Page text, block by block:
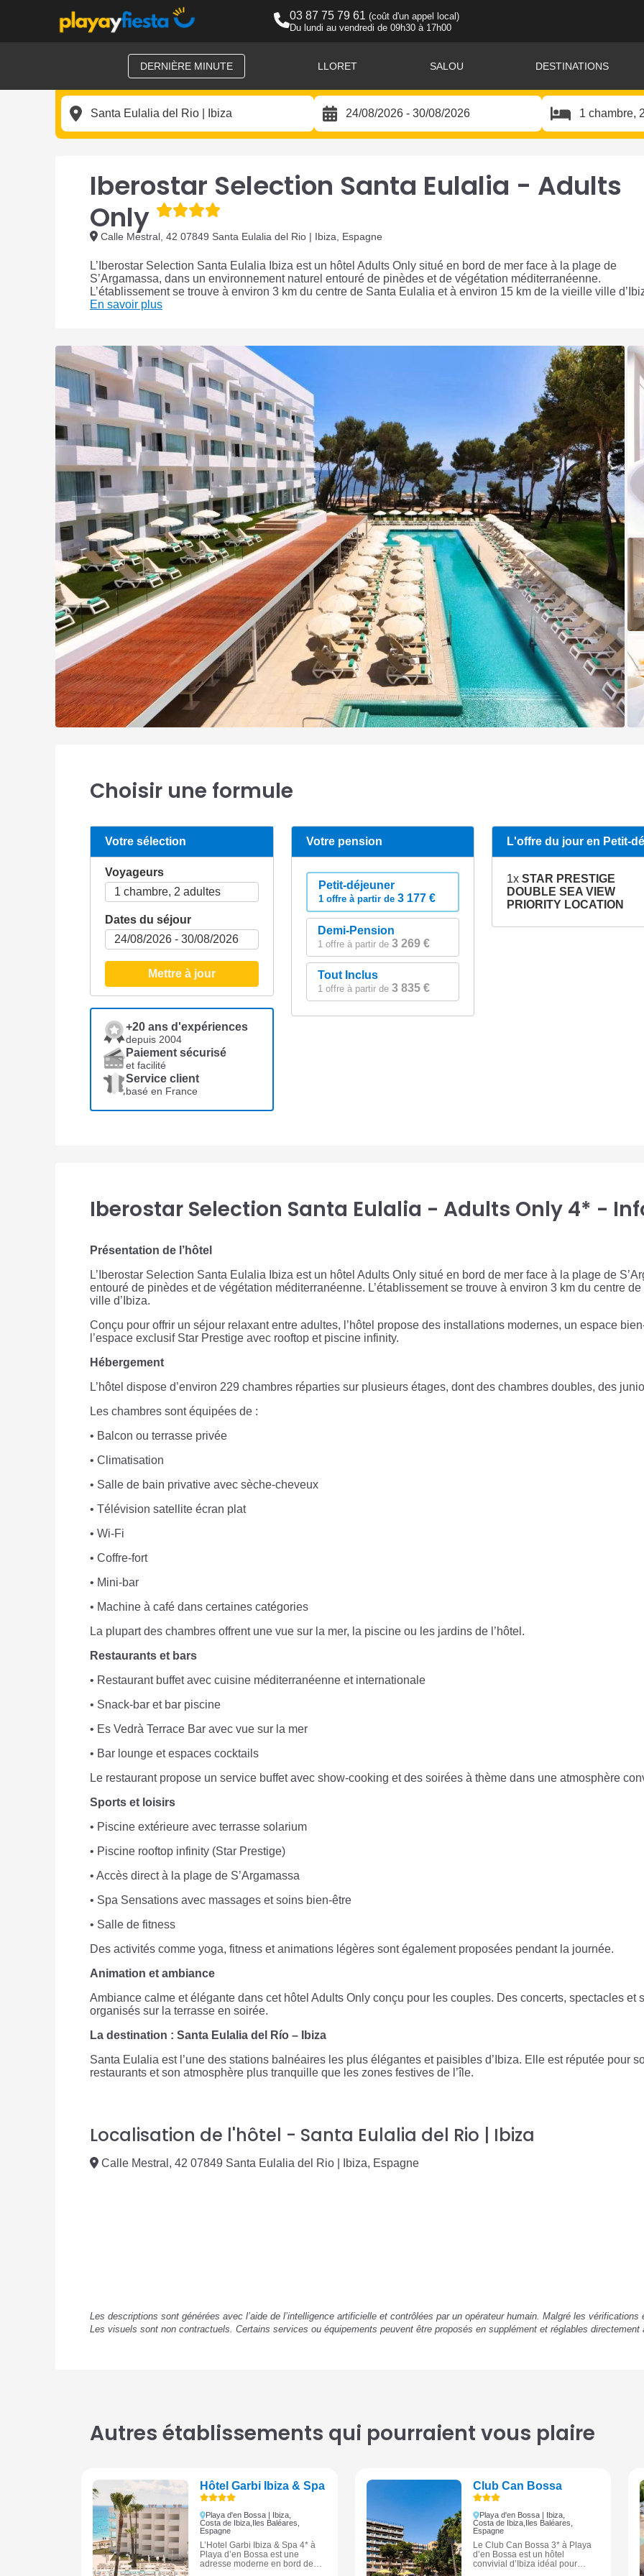
03 87 75 79 61 (coût d'un appel local)
Du lundi au vendredi de 09h30 à 17h00
DERNIÈRE MINUTE LLORET SALOU DESTINATIONS
Iberostar Selection Santa Eulalia - Adults
Only
Calle Mestral, 42 07849 Santa Eulalia del Rio | Ibiza, Espagne
L’Iberostar Selection Santa Eulalia Ibiza est un hôtel Adults Only situé en bord de mer face à la plage de
S’Argamassa, dans un environnement naturel entouré de pinèdes et de végétation méditerranéenne.
L’établissement se trouve à environ 3 km du centre de Santa Eulalia et à environ 15 km de la vieille ville
En savoir plus
Choisir une formule
Votre sélection
Voyageurs
Dates du séjour
Mettre à jour
+20 ans d'expériences
depuis 2004
Paiement sécurisé
et facilité
Service client
basé en France
Votre pension
Petit-déjeuner
1 offre à partir de 3 177 €
Demi-Pension
1 offre à partir de 3 269 €
Tout Inclus
1 offre à partir de 3 835 €
L'offre du jour en Petit-
1x STAR PRESTIGE
DOUBLE SEA VIEW
PRIORITY LOCATION
Iberostar Selection Santa Eulalia - Adults Only 4* -
Présentation de l’hôtel
L’Iberostar Selection Santa Eulalia Ibiza est un hôtel Adults Only situé en bord de mer face à la plage de
entouré de pinèdes et de végétation méditerranéenne. L’établissement se trouve à environ 3 km du centre
ville d’Ibiza.
Conçu pour offrir un séjour relaxant entre adultes, l’hôtel propose des installations modernes, un espace
l’espace exclusif Star Prestige avec rooftop et piscine infinity.
Hébergement
L’hôtel dispose d’environ 229 chambres réparties sur plusieurs étages, dont des chambres doubles, des
Les chambres sont équipées de :
• Balcon ou terrasse privée
• Climatisation
• Salle de bain privative avec sèche-cheveux
• Télévision satellite écran plat
• Wi-Fi
• Coffre-fort
• Mini-bar
• Machine à café dans certaines catégories
La plupart des chambres offrent une vue sur la mer, la piscine ou les jardins de l’hôtel.
Restaurants et bars
• Restaurant buffet avec cuisine méditerranéenne et internationale
• Snack-bar et bar piscine
• Es Vedrà Terrace Bar avec vue sur la mer
• Bar lounge et espaces cocktails
Le restaurant propose un service buffet avec show-cooking et des soirées à thème dans une atmosphère
Sports et loisirs
• Piscine extérieure avec terrasse solarium
• Piscine rooftop infinity (Star Prestige)
• Accès direct à la plage de S’Argamassa
• Spa Sensations avec massages et soins bien-être
• Salle de fitness
Des activités comme yoga, fitness et animations légères sont également proposées pendant la journée.
Animation et ambiance
Ambiance calme et élégante dans cet hôtel Adults Only conçu pour les couples. Des concerts, spectacles et
organisés sur la terrasse en soirée.
La destination : Santa Eulalia del Río – Ibiza
Santa Eulalia est l’une des stations balnéaires les plus élégantes et paisibles d’Ibiza. Elle est réputée pour
restaurants et son atmosphère plus tranquille que les zones festives de l’île.
Localisation de l'hôtel - Santa Eulalia del Rio | Ibiza
Calle Mestral, 42 07849 Santa Eulalia del Rio | Ibiza, Espagne
Les descriptions sont générées avec l’aide de l’intelligence artificielle et contrôlées par un opérateur humain. Malgré les
Les visuels sont non contractuels. Certains services ou équipements peuvent être proposés en supplément et réglables directement
Autres établissements qui pourraient vous plaire
Hôtel Garbi Ibiza & Spa
Playa d'en Bossa | Ibiza,
Costa de Ibiza, Iles Baléares,
Espagne
L’Hotel Garbi Ibiza & Spa 4* à
Playa d’en Bossa est une
adresse moderne en bord de
Club Can Bossa
Playa d'en Bossa | Ibiza,
Costa de Ibiza, Iles Baléares,
Espagne
Le Club Can Bossa 3* à Playa
d’en Bossa est un hôtel
convivial d’Ibiza idéal pour